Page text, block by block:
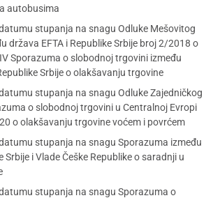
autobusima
stupanja na snagu Odluke Mešovitog
država EFTA i Republike Srbije broj 2/2018 o
Sporazuma o slobodnoj trgovini između
Srbije o olakšavanju trgovine
stupanja na snagu Odluke Zajedničkog
o slobodnoj trgovini u Centralnoj Evropi
o olakšavanju trgovine voćem i povrćem
stupanja na snagu Sporazuma između
Srbije i Vlade Češke Republike o saradnji u
stupanja na snagu Sporazuma o